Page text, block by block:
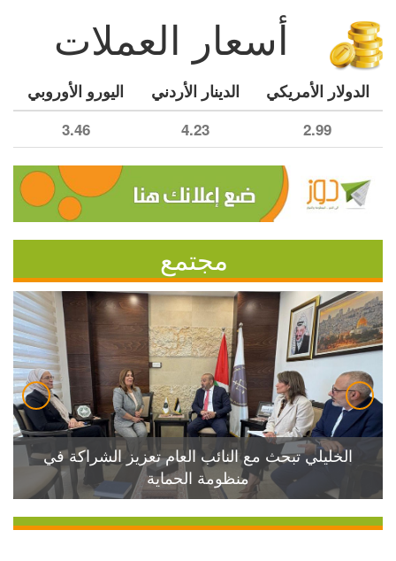
أسعار العملات
الدولار الأمريكي الدينار الأردني اليورو الأوروبي
2.99
4.23
3.46
مجتمع
الخليلي تبحث مع النائب العام تعزيز الشراكة في
منظومة الحماية